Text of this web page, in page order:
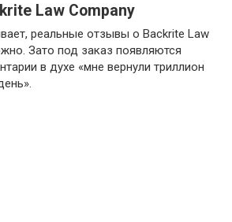
Law Company
реальные отзывы о Backrite Law
Зато под заказ появляются
в духе «мне вернули триллион